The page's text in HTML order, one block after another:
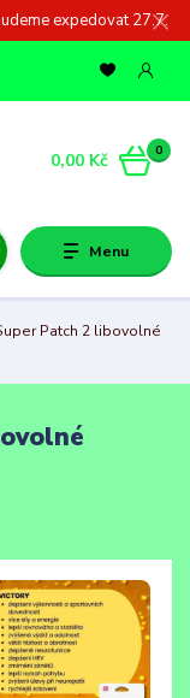
expedovat 27.7.
Menu
0
0,00 Kč
Patch 2 libovolné